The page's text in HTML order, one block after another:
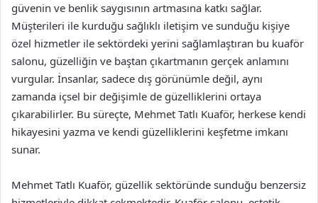
güvenin ve benlik saygısının artmasına katkı sağlar.
Müşterileri ile kurduğu sağlıklı iletişim ve sunduğu kişiye
özel hizmetler ile sektördeki yerini sağlamlaştıran bu kuaför
salonu, güzelliğin ve baştan çıkartmanın gerçek anlamını
vurgular. İnsanlar, sadece dış görünümle değil, aynı
zamanda içsel bir değişimle de güzelliklerini ortaya
çıkarabilirler. Bu süreçte, Mehmet Tatlı Kuaför, herkese kendi
hikayesini yazma ve kendi güzelliklerini keşfetme imkanı
sunar.
Mehmet Tatlı Kuaför, güzellik sektöründe sunduğu benzersiz